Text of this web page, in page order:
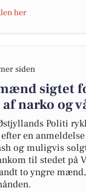
her
siden
sigtet
narko og
Politi
en
og muligvis
til stedet på
to yngre